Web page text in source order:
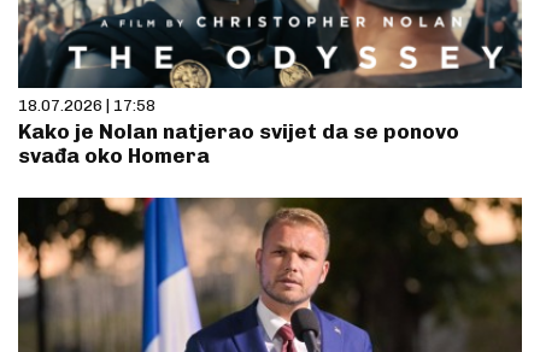
18.07.2026 | 17:58
Kako je Nolan natjerao svijet da se ponovo
svađa oko Homera